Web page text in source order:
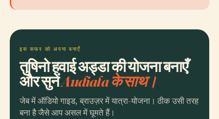
इस सफर को अपना बनाएँ
तुषिनो हवाई अड्डा की योजना बनाएँ
और सुनेंAudiala के साथ।
जेब में ऑडियो गाइड, ब्राउज़र में यात्रा-योजना। ठीक उसी तरह
बना है जैसे आप असल में घूमते हैं।